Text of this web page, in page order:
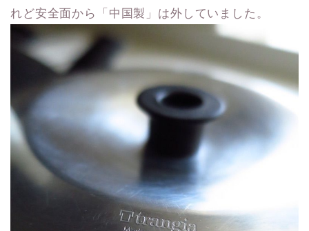
れど安全面から「中国製」は外していました。